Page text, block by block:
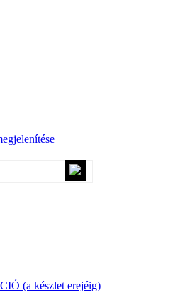
(a készlet erejéig)